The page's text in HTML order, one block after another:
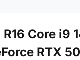
Core i9
RTX